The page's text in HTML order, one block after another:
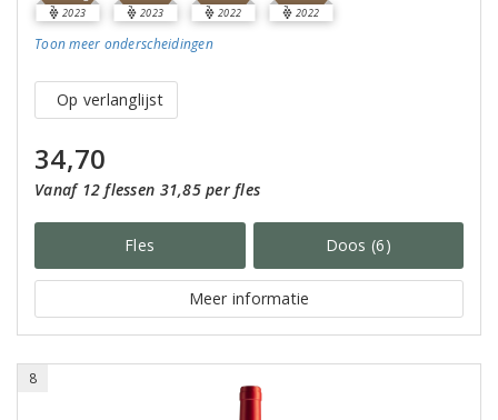
2023 2023 2022 2022
Toon meer onderscheidingen
Op verlanglijst
34,70
Vanaf 12 flessen 31,85 per fles
Fles Doos (6)
Meer informatie
8